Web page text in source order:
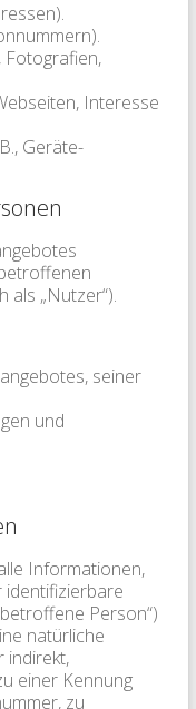
Fotografien,
Interesse
Geräte-
als „Nutzer“).
seiner
und
Informationen,
identifizierbare
Person“)
natürliche
indirekt,
einer Kennung
zu